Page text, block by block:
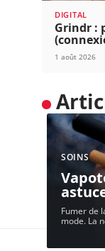
DIGITAL
Grindr :
1 août 2026
SOINS
Fumer de
mode. La